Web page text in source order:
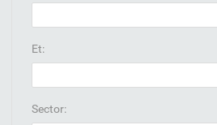
Et:
Sector: